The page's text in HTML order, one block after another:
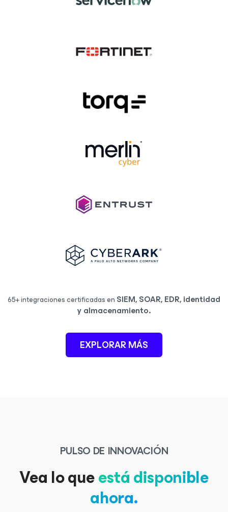
65+ integraciones certificadas en SIEM, SOAR, EDR, identidad
y almacenamiento.
EXPLORAR MÁS
PULSO DE INNOVACIÓN
Vea lo queestá disponible
ahora.